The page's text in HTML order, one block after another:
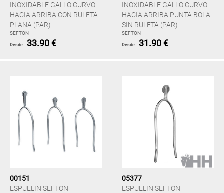
INOXIDABLE GALLO CURVO
HACIA ARRIBA CON RULETA
PLANA (PAR)
SEFTON
Desde 33.90 €
INOXIDABLE GALLO CURVO
HACIA ARRIBA PUNTA BOLA
SIN RULETA (PAR)
SEFTON
Desde 31.90 €
00151
ESPUELIN SEFTON
05377
ESPUELIN SEFTON